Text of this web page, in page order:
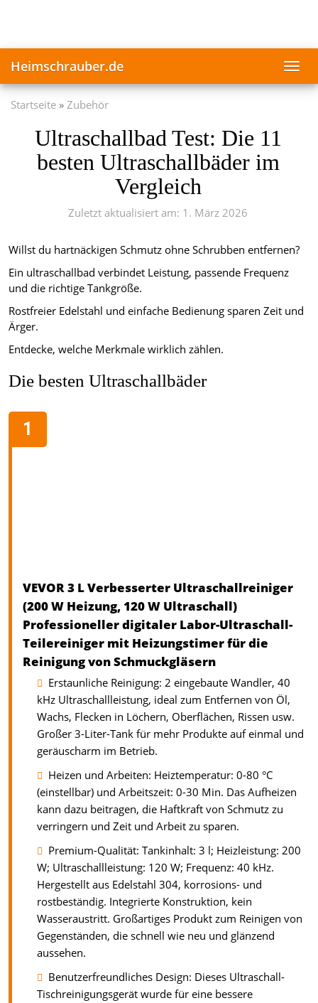
Heimschrauber.de
Startseite Zubehör
Ultraschallbad Test: Die 11
besten Ultraschallbäder im
Vergleich
Zuletzt aktualisiert am: 1. März 2026
Willst du hartnäckigen Schmutz ohne Schrubben entfernen?
Ein ultraschallbad verbindet Leistung, passende Frequenz
und die richtige Tankgröße.
Rostfreier Edelstahl und einfache Bedienung sparen Zeit und
Ärger.
Entdecke, welche Merkmale wirklich zählen.
Die besten Ultraschallbäder
VEVOR 3 L Verbesserter Ultraschallreiniger
(200 W Heizung, 120 W Ultraschall)
Professioneller digitaler Labor-Ultraschall-
Teilereiniger mit Heizungstimer für die
Reinigung von Schmuckgläsern
Erstaunliche Reinigung: 2 eingebaute Wandler, 40
kHz Ultraschallleistung, ideal zum Entfernen von Öl,
Wachs, Flecken in Löchern, Oberflächen, Rissen usw.
Großer 3-Liter-Tank für mehr Produkte auf einmal und
geräuscharm im Betrieb.
Heizen und Arbeiten: Heiztemperatur: 0-80 °C
(einstellbar) und Arbeitszeit: 0-30 Min. Das Aufheizen
kann dazu beitragen, die Haftkraft von Schmutz zu
verringern und Zeit und Arbeit zu sparen.
Premium-Qualität: Tankinhalt: 3 l; Heizleistung: 200
W; Ultraschallleistung: 120 W; Frequenz: 40 kHz.
Hergestellt aus Edelstahl 304, korrosions- und
rostbeständig. Integrierte Konstruktion, kein
Wasseraustritt. Großartiges Produkt zum Reinigen von
Gegenständen, die schnell wie neu und glänzend
aussehen.
Benutzerfreundliches Design: Dieses Ultraschall-
Tischreinigungsgerät wurde für eine bessere